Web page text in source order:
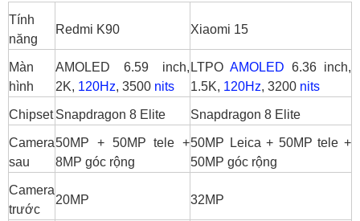
Xiaomi 15
2.4 Camera Redmi K90 vs Xiaomi 15: Máy
nào chụp đẹp hơn?
Xiaomi 15
3. Redmi K90 vs Xiaomi 15 có ưu điểm và hạn
chế gì?
HungMobile?
Tính
năng
Redmi K90 Xiaomi 15
Màn
hình
AMOLED 6.59 inch,
2K, 120Hz, 3500 nits
LTPO AMOLED 6.36 inch,
1.5K, 120Hz, 3200 nits
Chipset Snapdragon 8 Elite Snapdragon 8 Elite
Camera
sau
50MP + 50MP tele +
8MP góc rộng
50MP Leica + 50MP tele +
50MP góc rộng
Camera
trước
20MP 32MP